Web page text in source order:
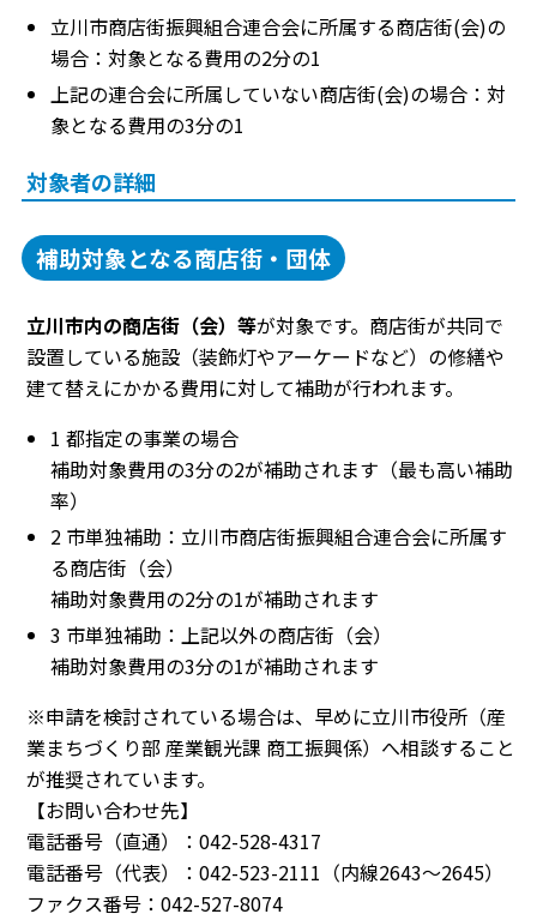
立川市商店街振興組合連合会に所属する商店街(会)の
場合：対象となる費用の2分の1
上記の連合会に所属していない商店街(会)の場合：対
象となる費用の3分の1
対象者の詳細
補助対象となる商店街・団体
立川市内の商店街（会）等が対象です。商店街が共同で
設置している施設（装飾灯やアーケードなど）の修繕や
建て替えにかかる費用に対して補助が行われます。
1 都指定の事業の場合
補助対象費用の3分の2が補助されます（最も高い補助
率）
2 市単独補助：立川市商店街振興組合連合会に所属す
る商店街（会）
補助対象費用の2分の1が補助されます
3 市単独補助：上記以外の商店街（会）
補助対象費用の3分の1が補助されます
※申請を検討されている場合は、早めに立川市役所（産
業まちづくり部 産業観光課 商工振興係）へ相談すること
が推奨されています。
【お問い合わせ先】
電話番号（直通）：042-528-4317
電話番号（代表）：042-523-2111（内線2643～2645）
ファクス番号：042-527-8074